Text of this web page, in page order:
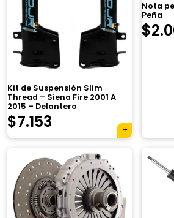
Kit de Suspensión Slim
Thread – Siena Fire 2001 A
2015 – Delantero
$7.153
Nota
Peña
$